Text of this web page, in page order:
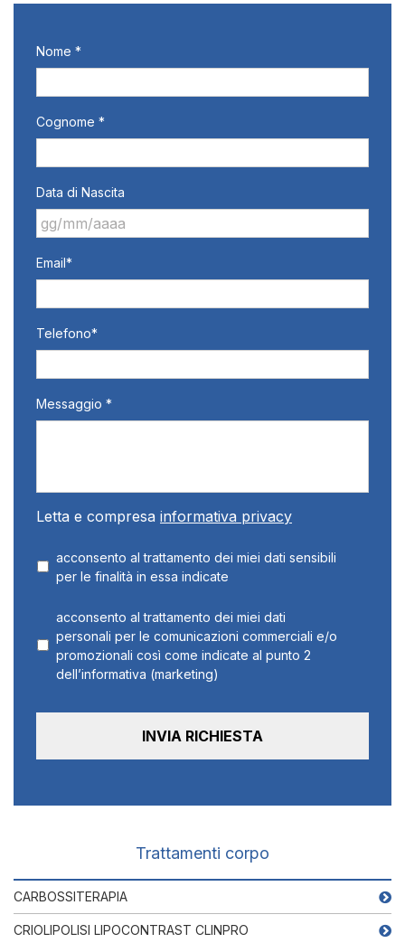
Nome *
Cognome *
Data di Nascita
slash
slash
AAAA
Email*
Telefono*
Messaggio *
Letta e compresa informativa privacy
acconsento al trattamento dei miei dati sensibili
per le finalità in essa indicate
acconsento al trattamento dei miei dati
personali per le comunicazioni commerciali e/o
promozionali così come indicate al punto 2
dell’informativa (marketing)
Trattamenti corpo
CARBOSSITERAPIA
CRIOLIPOLISI LIPOCONTRAST CLINPRO